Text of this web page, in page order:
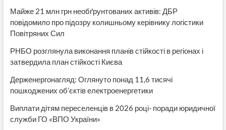
Майже 21 млн грн необґрунтованих активів: ДБР
повідомило про підозру колишньому керівнику логістики
Повітряних Сил
РНБО розглянула виконання планів стійкості в регіонах і
затвердила план стійкості Києва
Держенергонагляд: Оглянуто понад 11,6 тисячі
пошкоджених об’єктів електроенергетики
Виплати дітям переселенців в 2026 році- поради юридичної
служби ГО «ВПО України»